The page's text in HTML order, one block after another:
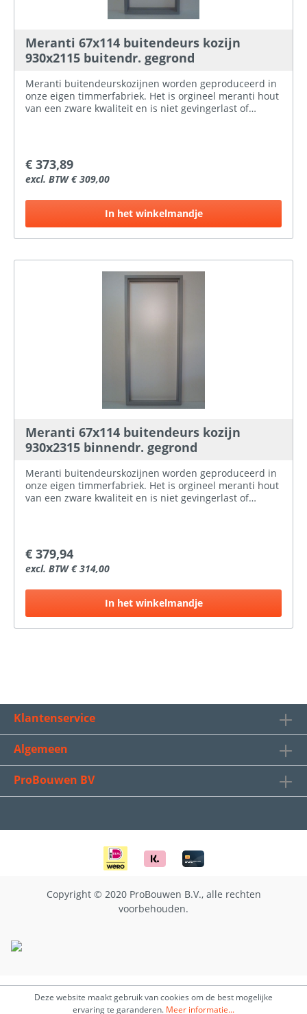
Meranti 67x114 buitendeurs kozijn
930x2115 buitendr. gegrond
Meranti buitendeurskozijnen worden geproduceerd in
onze eigen timmerfabriek. Het is orgineel meranti hout
van een zware kwaliteit en is niet gevingerlast of
Hier bij ProBouwen hebben wij meranti
buitendeurskozijnen voor verschillende standaard
deurmaten op voorraad, zowel naar binnen- als naar
€ 373,89
excl. BTW € 309,00
In het winkelmandje
Meranti 67x114 buitendeurs kozijn
930x2315 binnendr. gegrond
Meranti buitendeurskozijnen worden geproduceerd in
onze eigen timmerfabriek. Het is orgineel meranti hout
van een zware kwaliteit en is niet gevingerlast of
Hier bij ProBouwen hebben wij meranti
buitendeurskozijnen voor verschillende standaard
deurmaten op voorraad, zowel naar binnen- als naar
€ 379,94
excl. BTW € 314,00
In het winkelmandje
Klantenservice
Algemeen
ProBouwen BV
Copyright © 2020 ProBouwen B.V., alle rechten
voorbehouden.
Deze website maakt gebruik van cookies om de best mogelijke
ervaring te garanderen. Meer informatie...